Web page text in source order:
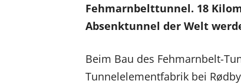
Fehmarnbelttunnel. 18
Absenktunnel der Welt
Beim Bau des Fehmarnbelt-
Tunnelelementfabrik bei